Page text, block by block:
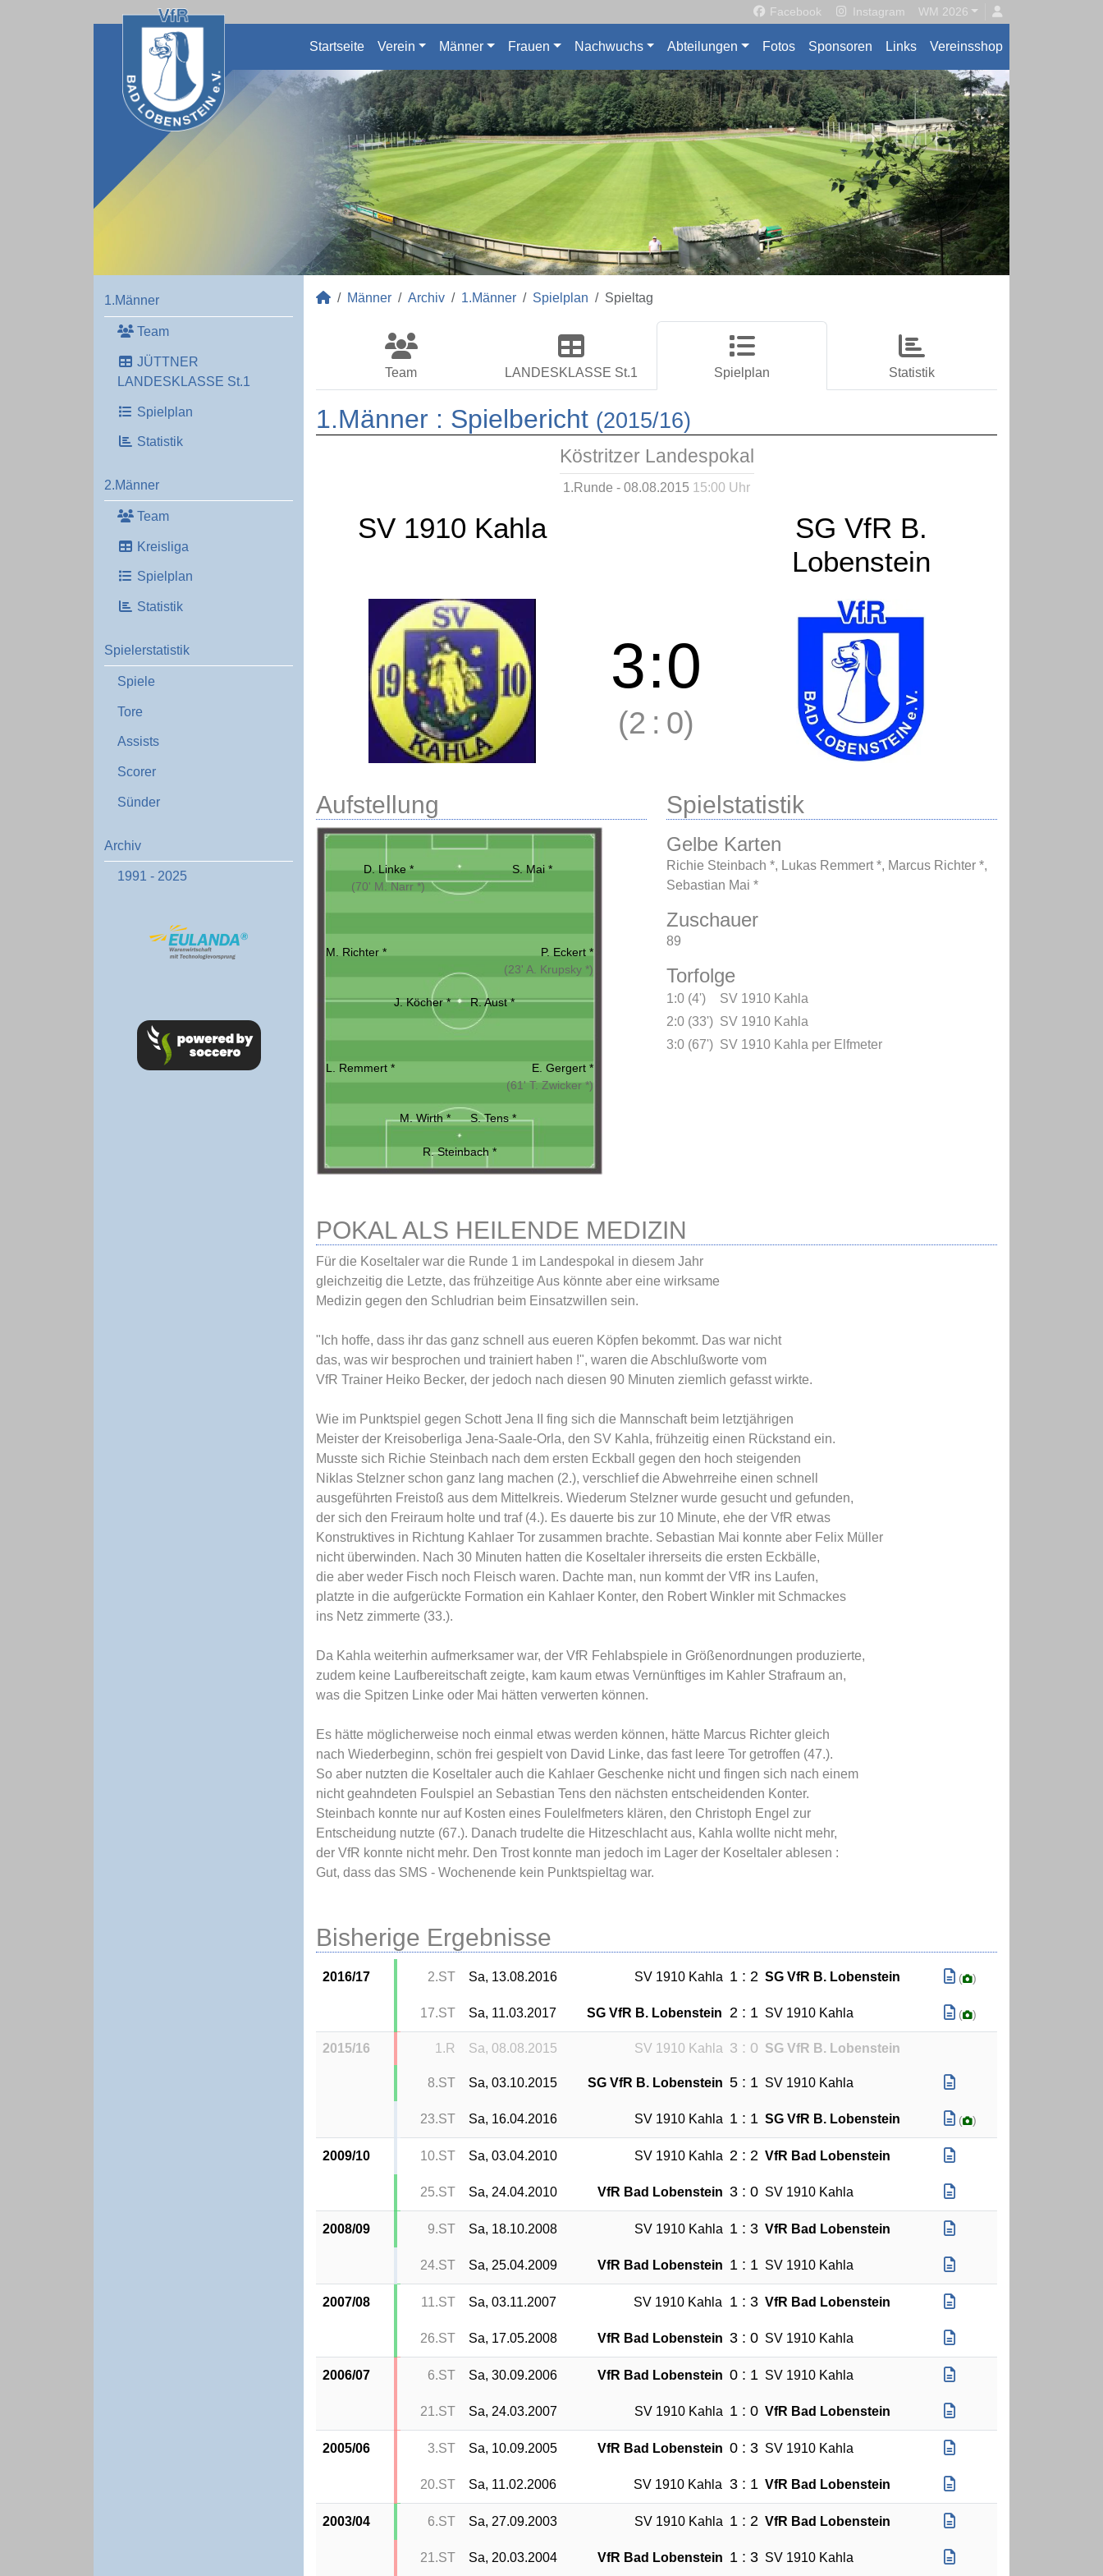
Facebook Instagram WM 2026
Startseite Verein Männer Frauen Nachwuchs Abteilungen Fotos Sponsoren Links Vereinsshop
1.Männer
Team
JÜTTNER
LANDESKLASSE St.1
Spielplan
Statistik
2.Männer
Team
Kreisliga
Spielplan
Statistik
Spielerstatistik
Spiele
Tore
Assists
Scorer
Sünder
Archiv
1991 - 2025
Männer Archiv 1.Männer Spielplan Spieltag
Team LANDESKLASSE St.1 Spielplan Statistik
1.Männer : Spielbericht (2015/16)
Köstritzer Landespokal
1.Runde - 08.08.2015 15:00 Uhr
SV 1910 Kahla
SG VfR B.
Lobenstein
3:0
(2 : 0)
Aufstellung
D. Linke *
(70' M. Narr *)
S. Mai *
M. Richter *
P. Eckert *
(23' A. Krupsky *)
J. Köcher * R. Aust *
L. Remmert *
E. Gergert *
(61' T. Zwicker *)
M. Wirth * S. Tens *
R. Steinbach *
Spielstatistik
Gelbe Karten
Richie Steinbach *, Lukas Remmert *, Marcus Richter *,
Sebastian Mai *
Zuschauer
89
Torfolge
1:0 (4')
SV 1910 Kahla
2:0 (33') SV 1910 Kahla
3:0 (67') SV 1910 Kahla per Elfmeter
POKAL ALS HEILENDE MEDIZIN
Für die Koseltaler war die Runde 1 im Landespokal in diesem Jahr
gleichzeitig die Letzte, das frühzeitige Aus könnte aber eine wirksame
Medizin gegen den Schludrian beim Einsatzwillen sein.
"Ich hoffe, dass ihr das ganz schnell aus eueren Köpfen bekommt. Das war nicht
das, was wir besprochen und trainiert haben !", waren die Abschlußworte vom
VfR Trainer Heiko Becker, der jedoch nach diesen 90 Minuten ziemlich gefasst wirkte.
Wie im Punktspiel gegen Schott Jena II fing sich die Mannschaft beim letztjährigen
Meister der Kreisoberliga Jena-Saale-Orla, den SV Kahla, frühzeitig einen Rückstand ein.
Musste sich Richie Steinbach nach dem ersten Eckball gegen den hoch steigenden
Niklas Stelzner schon ganz lang machen (2.), verschlief die Abwehrreihe einen schnell
ausgeführten Freistoß aus dem Mittelkreis. Wiederum Stelzner wurde gesucht und gefunden,
der sich den Freiraum holte und traf (4.). Es dauerte bis zur 10 Minute, ehe der VfR etwas
Konstruktives in Richtung Kahlaer Tor zusammen brachte. Sebastian Mai konnte aber Felix Müller
nicht überwinden. Nach 30 Minuten hatten die Koseltaler ihrerseits die ersten Eckbälle,
die aber weder Fisch noch Fleisch waren. Dachte man, nun kommt der VfR ins Laufen,
platzte in die aufgerückte Formation ein Kahlaer Konter, den Robert Winkler mit Schmackes
ins Netz zimmerte (33.).
Da Kahla weiterhin aufmerksamer war, der VfR Fehlabspiele in Größenordnungen produzierte,
zudem keine Laufbereitschaft zeigte, kam kaum etwas Vernünftiges im Kahler Strafraum an,
was die Spitzen Linke oder Mai hätten verwerten können.
Es hätte möglicherweise noch einmal etwas werden können, hätte Marcus Richter gleich
nach Wiederbeginn, schön frei gespielt von David Linke, das fast leere Tor getroffen (47.).
So aber nutzten die Koseltaler auch die Kahlaer Geschenke nicht und fingen sich nach einem
nicht geahndeten Foulspiel an Sebastian Tens den nächsten entscheidenden Konter.
Steinbach konnte nur auf Kosten eines Foulelfmeters klären, den Christoph Engel zur
Entscheidung nutzte (67.). Danach trudelte die Hitzeschlacht aus, Kahla wollte nicht mehr,
der VfR konnte nicht mehr. Den Trost konnte man jedoch im Lager der Koseltaler ablesen :
Gut, dass das SMS - Wochenende kein Punktspieltag war.
Bisherige Ergebnisse
2016/17 2.ST Sa, 13.08.2016 SV 1910 Kahla 1 : 2 SG VfR B. Lobenstein ( )
17.ST Sa, 11.03.2017 SG VfR B. Lobenstein 2 : 1 SV 1910 Kahla ( )
2015/16 1.R Sa, 08.08.2015 SV 1910 Kahla 3 : 0 SG VfR B. Lobenstein
8.ST Sa, 03.10.2015 SG VfR B. Lobenstein 5 : 1 SV 1910 Kahla
23.ST Sa, 16.04.2016 SV 1910 Kahla 1 : 1 SG VfR B. Lobenstein ( )
2009/10 10.ST Sa, 03.04.2010 SV 1910 Kahla 2 : 2 VfR Bad Lobenstein
25.ST Sa, 24.04.2010 VfR Bad Lobenstein 3 : 0 SV 1910 Kahla
2008/09 9.ST Sa, 18.10.2008 SV 1910 Kahla 1 : 3 VfR Bad Lobenstein
24.ST Sa, 25.04.2009 VfR Bad Lobenstein 1 : 1 SV 1910 Kahla
2007/08 11.ST Sa, 03.11.2007 SV 1910 Kahla 1 : 3 VfR Bad Lobenstein
26.ST Sa, 17.05.2008 VfR Bad Lobenstein 3 : 0 SV 1910 Kahla
2006/07 6.ST Sa, 30.09.2006 VfR Bad Lobenstein 0 : 1 SV 1910 Kahla
21.ST Sa, 24.03.2007 SV 1910 Kahla 1 : 0 VfR Bad Lobenstein
2005/06 3.ST Sa, 10.09.2005 VfR Bad Lobenstein 0 : 3 SV 1910 Kahla
20.ST Sa, 11.02.2006 SV 1910 Kahla 3 : 1 VfR Bad Lobenstein
2003/04 6.ST Sa, 27.09.2003 SV 1910 Kahla 1 : 2 VfR Bad Lobenstein
21.ST Sa, 20.03.2004 VfR Bad Lobenstein 1 : 3 SV 1910 Kahla